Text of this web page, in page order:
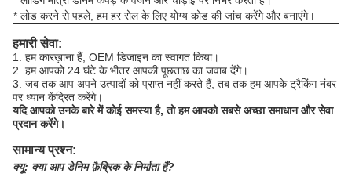
* लोड करने से पहले, हम हर रोल के लिए योग्य कोड की जांच करेंगे और बनाएंगे।
हमारी सेवा:
1. हम कारख़ाना हैं, OEM डिजाइन का स्वागत किया।
2. हम आपको 24 घंटे के भीतर आपकी पूछताछ का जवाब देंगे।
3. जब तक आप अपने उत्पादों को प्राप्त नहीं करते हैं, तब तक हम आपके ट्रैकिंग नंबर
पर ध्यान केंद्रित करेंगे।
यदि आपको उनके बारे में कोई समस्या है, तो हम आपको सबसे अच्छा समाधान और सेवा
प्रदान करेंगे।
सामान्य प्रश्न:
क्यू: क्या आप डेनिम फ़ैब्रिक के निर्माता हैं?